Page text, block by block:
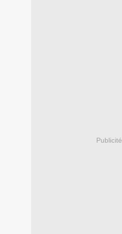
Publicité